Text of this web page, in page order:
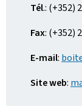
Tél.: (+352)
Fax: (+352)
E-mail:
Site web: